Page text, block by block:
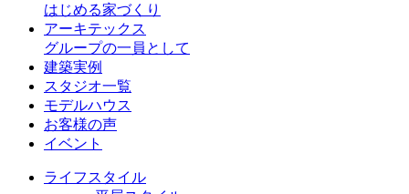
はじめる家づくり
アーキテックス
グループの一員として
建築実例
スタジオ一覧
モデルハウス
お客様の声
イベント
ライフスタイル